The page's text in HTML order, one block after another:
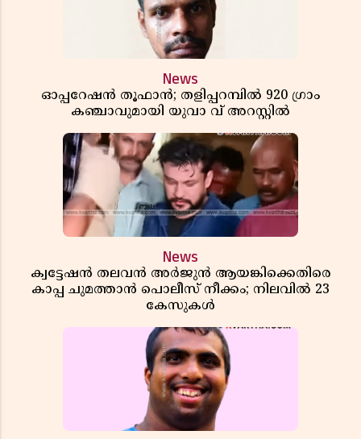
News
ഓപ്പറേഷൻ തൂഫാൻ; തളിപ്പറമ്പിൽ 920 ഗ്രാം
കഞ്ചാവുമായി യുവാ വ് അറസ്റ്റിൽ
News
ക്വട്ടേഷൻ തലവൻ അർജുൻ ആയങ്കിക്കെതിരെ
കാപ്പ ചുമത്താൻ പൊലീസ് നീക്കം; നിലവിൽ 23
കേസുകൾ